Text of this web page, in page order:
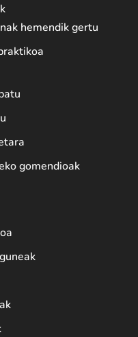
hemendik gertu
gomendioak